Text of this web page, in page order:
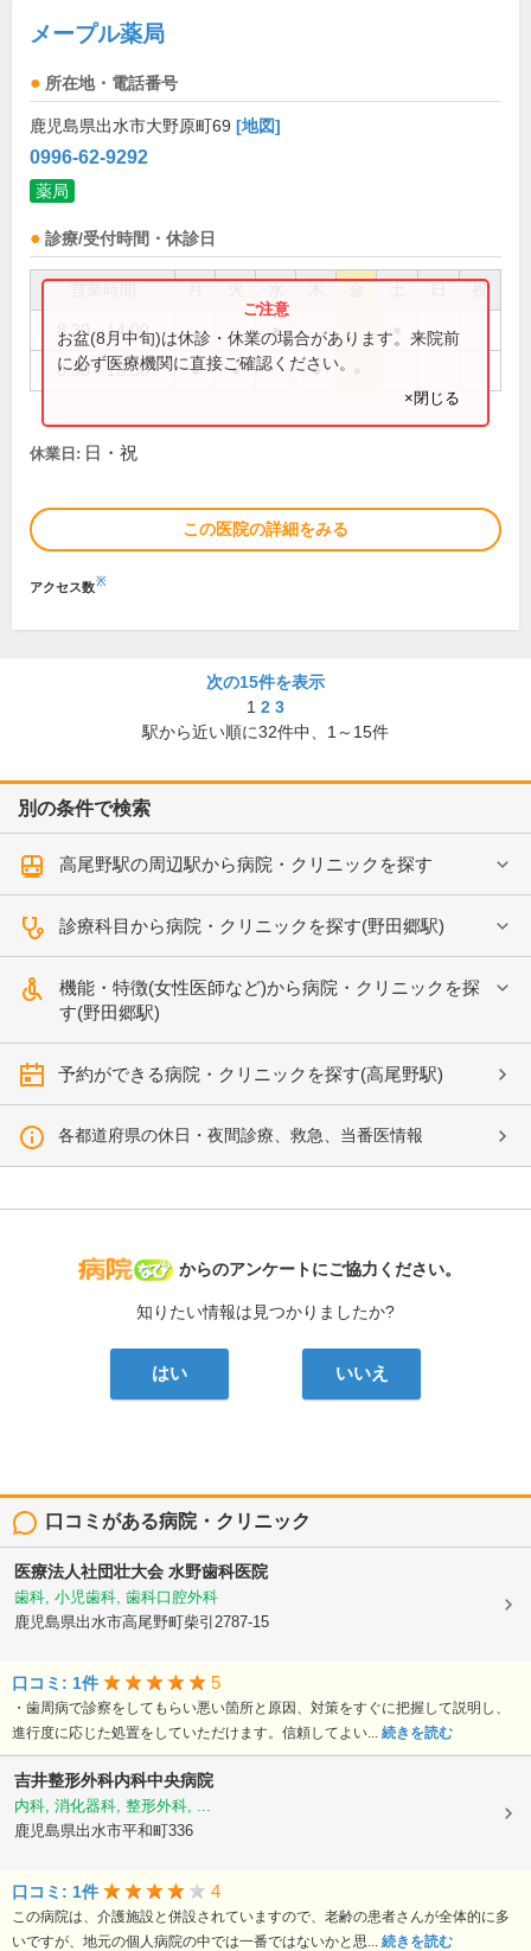
メープル薬局
所在地・電話番号
鹿児島県出水市大野原町69 [地図]
0996-62-9292
薬局
診療/受付時間・休診日
祝
8:30～14:00 ●
8:30～18:30 ● ● ●
お盆(8月中旬)は休診・休業の場合があります。来院前
に必ず医療機関に直接ご確認ください。
×閉じる
休業日: 日・祝
この医院の詳細をみる
アクセス数※
次の15件を表示
1 2 3
駅から近い順に32件中、 1～15件
別の条件で検索
高尾野駅の周辺駅から病院・クリニックを探す
診療科目から病院・クリニックを探す(野田郷駅)
機能・特徴(女性医師など)から病院・クリニックを探
す(野田郷駅)
予約ができる病院・クリニックを探す(高尾野駅)
各都道府県の休日・夜間診療、救急、当番医情報
病院なび
からのアンケートにご協力ください。
知りたい情報は見つかりましたか?
はい いいえ
口コミがある病院・クリニック
医療法人社団壮大会 水野歯科医院
歯科, 小児歯科, 歯科口腔外科
鹿児島県出水市高尾野町柴引2787-15
口コミ: 1件 5
・歯周病で診察をしてもらい悪い箇所と原因、対策をすぐに把握して説明し、
進行度に応じた処置をしていただけます。信頼してよい... 続きを読む
吉井整形外科内科中央病院
内科, 消化器科, 整形外科, ...
鹿児島県出水市平和町336
口コミ: 1件 4
この病院は、介護施設と併設されていますので、老齢の患者さんが全体的に多
いですが、地元の個人病院の中では一番ではないかと思... 続きを読む